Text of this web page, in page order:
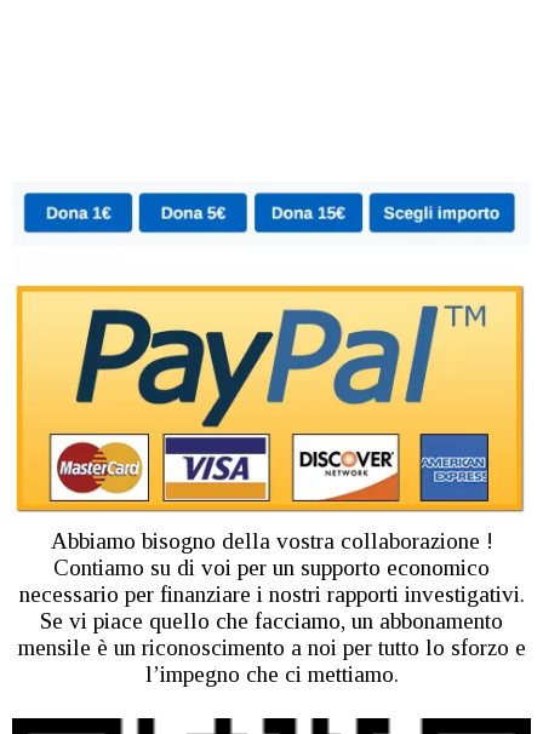
Abbiamo bisogno della vostra collaborazione !
Contiamo su di voi per un supporto economico
necessario per finanziare i nostri rapporti investigativi.
Se vi piace quello che facciamo, un abbonamento
mensile è un riconoscimento a noi per tutto lo sforzo e
l’impegno che ci mettiamo.